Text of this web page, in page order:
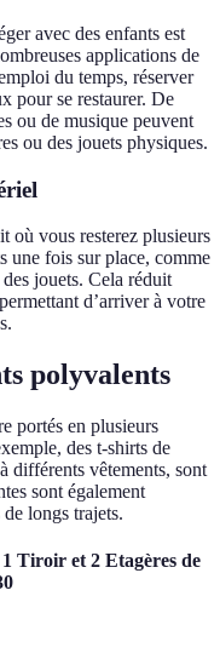
avec des enfants est
applications de
du temps, réserver
pour se restaurer. De
ou de musique peuvent
ou des jouets physiques.
où vous resterez plusieurs
une fois sur place, comme
des jouets. Cela réduit
d’arriver à votre
polyvalents
portés en plusieurs
des t-shirts de
différents vêtements, sont
sont également
longs trajets.
Tiroir et 2 Etagères de